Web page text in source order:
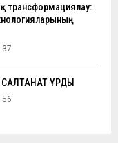
трансформациялау:
ҚҰРДЫ